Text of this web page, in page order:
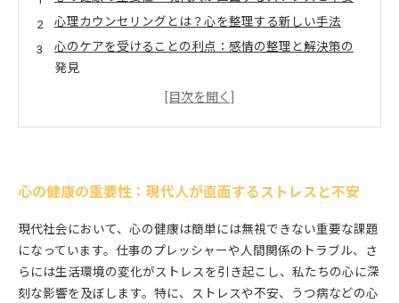
心理カウンセリングとは？心を整理する新しい手法
心のケアを受けることの利点：感情の整理と解決策の
発見
ケーススタディ：カウンセリングがもたらした心の変
あなたも始めよう！心のケアと心理カウンセリングの
心の健康の重要性：現代人が直面するストレスと不安
現代社会において、心の健康は簡単には無視できない重要な課題
になっています。仕事のプレッシャーや人間関係のトラブル、さ
らには生活環境の変化がストレスを引き起こし、私たちの心に深
刻な影響を及ぼします。特に、ストレスや不安、うつ病などの心